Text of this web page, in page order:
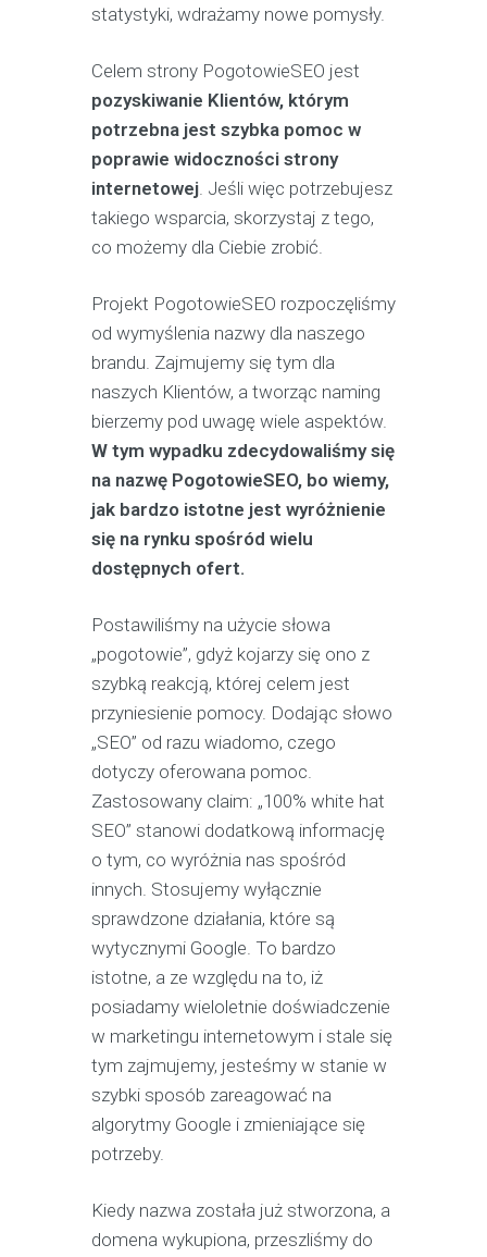
statystyki, wdrażamy nowe pomysły.
Celem strony PogotowieSEO jest
pozyskiwanie Klientów, którym
potrzebna jest szybka pomoc w
poprawie widoczności strony
internetowej. Jeśli więc potrzebujesz
takiego wsparcia, skorzystaj z tego,
co możemy dla Ciebie zrobić.
Projekt PogotowieSEO rozpoczęliśmy
od wymyślenia nazwy dla naszego
brandu. Zajmujemy się tym dla
naszych Klientów, a tworząc naming
bierzemy pod uwagę wiele aspektów.
W tym wypadku zdecydowaliśmy się
na nazwę PogotowieSEO, bo wiemy,
jak bardzo istotne jest wyróżnienie
się na rynku spośród wielu
dostępnych ofert.
Postawiliśmy na użycie słowa
„pogotowie”, gdyż kojarzy się ono z
szybką reakcją, której celem jest
przyniesienie pomocy. Dodając słowo
„SEO” od razu wiadomo, czego
dotyczy oferowana pomoc.
Zastosowany claim: „100% white hat
SEO” stanowi dodatkową informację
o tym, co wyróżnia nas spośród
innych. Stosujemy wyłącznie
sprawdzone działania, które są
wytycznymi Google. To bardzo
istotne, a ze względu na to, iż
posiadamy wieloletnie doświadczenie
w marketingu internetowym i stale się
tym zajmujemy, jesteśmy w stanie w
szybki sposób zareagować na
algorytmy Google i zmieniające się
potrzeby.
Kiedy nazwa została już stworzona, a
domena wykupiona, przeszliśmy do